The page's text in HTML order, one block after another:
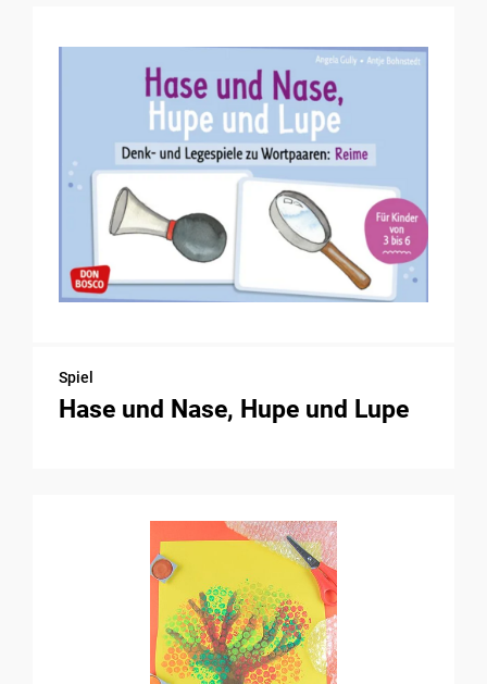
Spiel
Hase und Nase, Hupe und Lupe